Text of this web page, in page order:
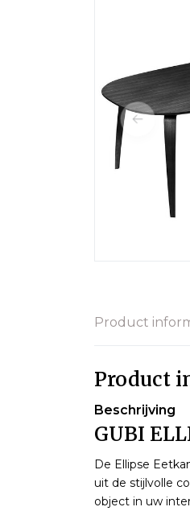
Product
Product
Beschrijving
GUBI
De Ellipse
uit de stijlvolle
object in uw